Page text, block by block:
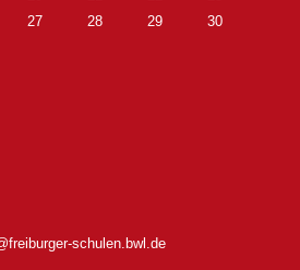
27 28 29
30
schulen.bwl.de